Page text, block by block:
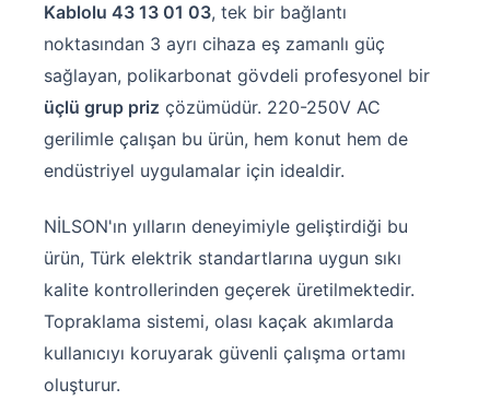
Kablolu 43 13 01 03, tek bir bağlantı
noktasından 3 ayrı cihaza eş zamanlı güç
sağlayan, polikarbonat gövdeli profesyonel bir
üçlü grup priz çözümüdür. 220-250V AC
gerilimle çalışan bu ürün, hem konut hem de
endüstriyel uygulamalar için idealdir.
NİLSON'ın yılların deneyimiyle geliştirdiği bu
ürün, Türk elektrik standartlarına uygun sıkı
kalite kontrollerinden geçerek üretilmektedir.
Topraklama sistemi, olası kaçak akımlarda
kullanıcıyı koruyarak güvenli çalışma ortamı
oluşturur.